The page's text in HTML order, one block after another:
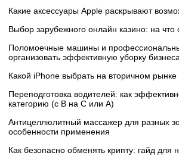
Какие аксессуары Apple раскрывают
Выбор зарубежного онлайн казино: на что
Поломоечные машины и
организовать эффективную уборку
Какой iPhone выбрать на вторичном рынке
Переподготовка водителей: как
категорию (с B на C или А)
Антицеллюлитный массажер для разных
особенности применения
Как безопасно обменять крипту: гайд для